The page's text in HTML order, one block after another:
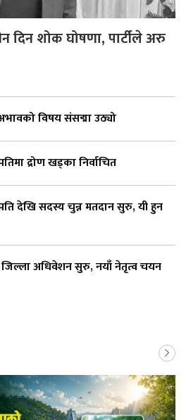
दिन शोक घोषणा, पार्टीले अरु
विषय संसद्मा उठ्यो
द्रोण खड्का निर्वाचित
देखि सदस्य चुन्न मतदान सुरु, यी हुन
जिल्ला अधिवेशन सुरु, नयाँ नेतृत्व चयन